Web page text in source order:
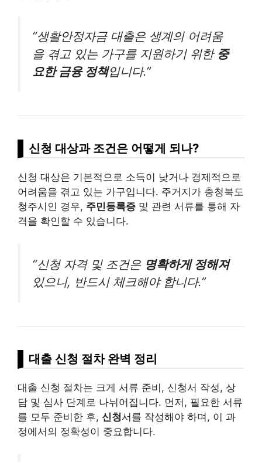
“생활안정자금 대출은 생계의 어려움
을 겪고 있는 가구를 지원하기 위한 중
요한 금융 정책입니다.”
신청 대상과 조건은 어떻게 되나?
신청 대상은 기본적으로 소득이 낮거나 경제적으로
어려움을 겪고 있는 가구입니다. 주거지가 충청북도
청주시인 경우, 주민등록증 및 관련 서류를 통해 자
격을 확인할 수 있습니다.
“신청 자격 및 조건은 명확하게 정해져
있으니, 반드시 체크해야 합니다.”
대출 신청 절차 완벽 정리
대출 신청 절차는 크게 서류 준비, 신청서 작성, 상
담 및 심사 단계로 나뉘어집니다. 먼저, 필요한 서류
를 모두 준비한 후, 신청서를 작성해야 하며, 이 과
정에서의 정확성이 중요합니다.